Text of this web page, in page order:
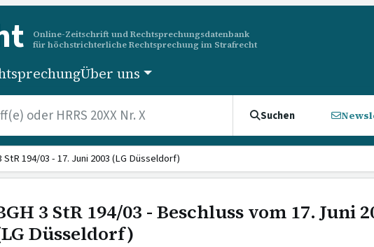
Online-Zeitschrift und Rechtsprechungsdatenbank
für höchstrichterliche Rechtsprechung im Strafrecht
Über uns
Suchen
StR 194/03 - 17. Juni 2003 (LG Düsseldorf)
3 StR 194/03 - Beschluss vom 17. Juni
Düsseldorf)